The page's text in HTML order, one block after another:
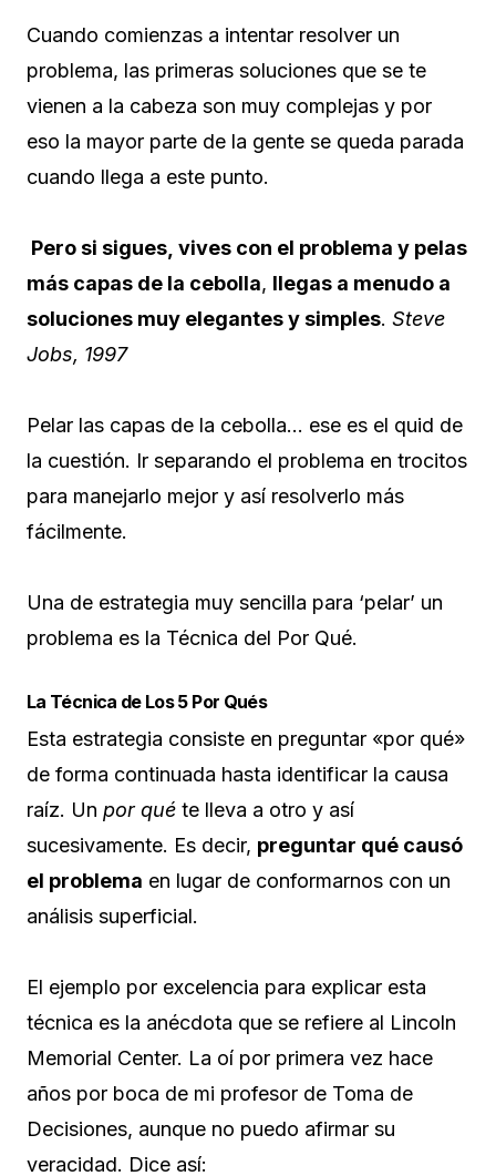
Cuando comienzas a intentar resolver un
problema, las primeras soluciones que se te
vienen a la cabeza son muy complejas y por
eso la mayor parte de la gente se queda parada
cuando llega a este punto.
Pero si sigues, vives con el problema y pelas
más capas de la cebolla, llegas a menudo a
soluciones muy elegantes y simples. Steve
Jobs, 1997
Pelar las capas de la cebolla… ese es el quid de
la cuestión. Ir separando el problema en trocitos
para manejarlo mejor y así resolverlo más
fácilmente.
Una de estrategia muy sencilla para ‘pelar’ un
problema es la Técnica del Por Qué.
La Técnica de Los 5 Por Qués
Esta estrategia consiste en preguntar «por qué»
de forma continuada hasta identificar la causa
raíz. Un por qué te lleva a otro y así
sucesivamente. Es decir, preguntar qué causó
el problema en lugar de conformarnos con un
análisis superficial.
El ejemplo por excelencia para explicar esta
técnica es la anécdota que se refiere al Lincoln
Memorial Center. La oí por primera vez hace
años por boca de mi profesor de Toma de
Decisiones, aunque no puedo afirmar su
veracidad. Dice así: